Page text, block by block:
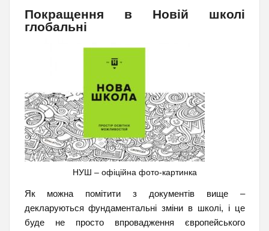
Покращення в Новій школі
глобальні
НУШ – офіційна фото-картинка
Як можна помітити з документів вище –
декларуються фундаментальні зміни в школі, і це
буде не просто впровадження європейського